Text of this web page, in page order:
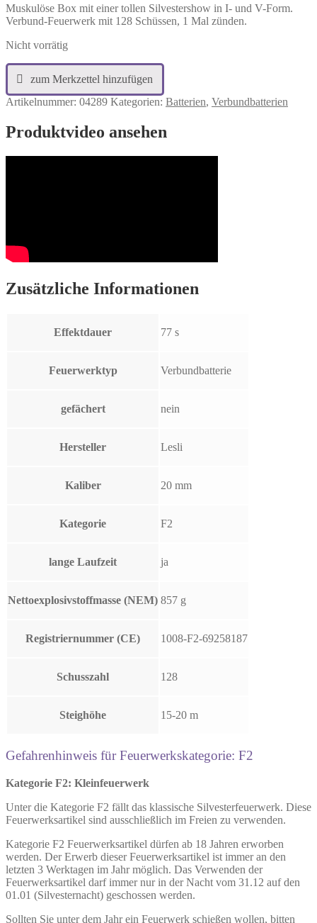
Muskulöse Box mit einer tollen Silvestershow in I- und V-Form.
Verbund-Feuerwerk mit 128 Schüssen, 1 Mal zünden.
Nicht vorrätig
Artikelnummer: 04289 Kategorien: Batterien, Verbundbatterien
Produktvideo ansehen
Zusätzliche Informationen
Effektdauer 77 s
Feuerwerktyp Verbundbatterie
gefächert nein
Hersteller Lesli
Kaliber 20 mm
Kategorie F2
lange Laufzeit ja
Nettoexplosivstoffmasse (NEM) 857 g
Registriernummer (CE) 1008-F2-69258187
Schusszahl 128
Steighöhe 15-20 m
Gefahrenhinweis für Feuerwerkskategorie: F2
Kategorie F2: Kleinfeuerwerk
Unter die Kategorie F2 fällt das klassische Silvesterfeuerwerk. Diese
Feuerwerksartikel sind ausschließlich im Freien zu verwenden.
Kategorie F2 Feuerwerksartikel dürfen ab 18 Jahren erworben
werden. Der Erwerb dieser Feuerwerksartikel ist immer an den
letzten 3 Werktagen im Jahr möglich. Das Verwenden der
Feuerwerksartikel darf immer nur in der Nacht vom 31.12 auf den
01.01 (Silvesternacht) geschossen werden.
Sollten Sie unter dem Jahr ein Feuerwerk schießen wollen, bitten